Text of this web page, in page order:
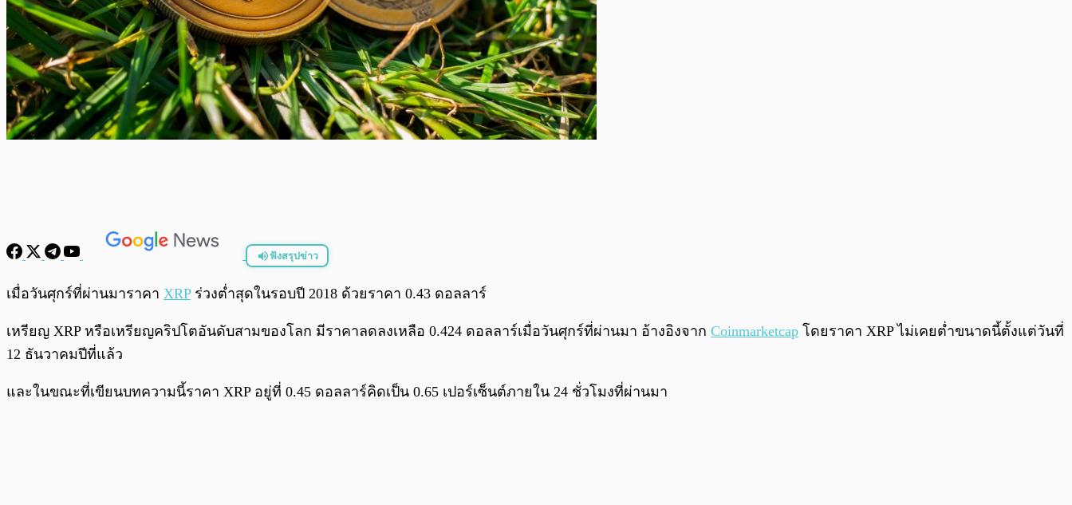
ฟังสรุปข่าว
พร้อมเล่น
เมื่อวันศุกร์ที่ผ่านมาราคา XRPร่วงต่ำสุดในรอบปี 2018 ด้วยราคา 0.43 ดอลลาร์
เหรียญ XRP หรือเหรียญคริปโตอันดับสามของโลก มีราคาลดลงเหลือ 0.424 ดอลลาร์เมื่อวันศุกร์ที่ผ่านมา อ้างอิงจาก Coinmarketcap โดยราคา XRP ไม่เคยต่ำขนาดนี้ตั้งแต่วันที่
12 ธันวาคมปีที่แล้ว
และในขณะที่เขียนบทความนี้ราคา XRP อยู่ที่ 0.45 ดอลลาร์คิดเป็น 0.65 เปอร์เซ็นต์ภายใน 24 ชั่วโมงที่ผ่านมา